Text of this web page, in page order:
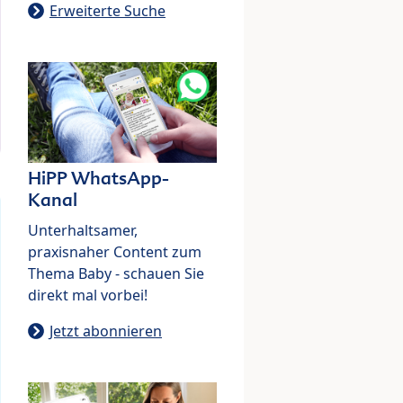
Erweiterte Suche
HiPP WhatsApp-
Kanal
Unterhaltsamer,
praxisnaher Content zum
Thema Baby - schauen Sie
direkt mal vorbei!
Jetzt abonnieren